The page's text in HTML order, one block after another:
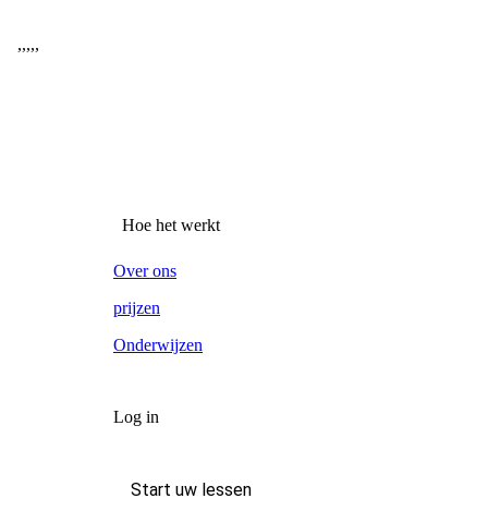
,,,,,
Hoe het werkt
Over ons
prijzen
Onderwijzen
Log in
Start uw lessen